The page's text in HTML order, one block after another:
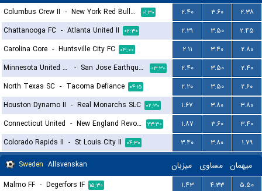
Columbus Crew II - New York Red Bulls II ۰۱:۳۰ ۲.۴۰ ۳.۶۰
۲.۳۸
Chattanooga FC - Atlanta United II ۰۲:۳۰ ۲.۳۱ ۳.۵۰
۲.۴۵
Carolina Core - Huntsville City FC ۰۳:۰۰ ۲.۱۱ ۳.۴۰
۲.۸۰
Minnesota United FC II
- San Jose Earthquakes II ۰۳:۳۰ ۲.۴۰ ۳.۵۰
۲.۴۰
North Texas SC - Tacoma Defiance ۰۴:۱۵ ۲.۲۰ ۳.۵۰
۲.۶۰
Houston Dynamo II - Real Monarchs SLC ۰۲:۳۰ ۱.۶۷ ۳.۸۰
۳.۸۰
Connecticut United - New England Revolution II ۲۳:۳۰ ۱.۸۷ ۳.۶۰
۳.۴۰
Colorado Rapids II - St Louis City II ۰۴:۳۰ ۳.۴۰ ۳.۸۰
۱.۷۹
Sweden Allsvenskan میزبان مساوی میهمان
Malmo FF - Degerfors IF ۱۵:۳۰ ۱.۴۳ ۴.۳۳
۵.۵۰